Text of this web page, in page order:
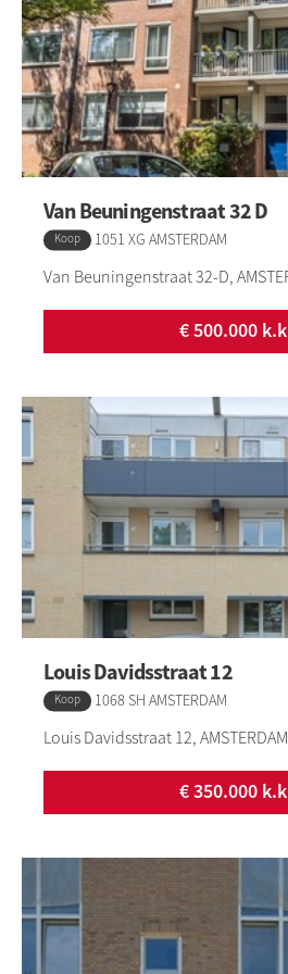
Van Beuningenstraat 32 D
Type:
Koop 1051 XG AMSTERDAM
Van Beuningenstraat 32-D,
€ 500.000 k.k
Louis Davidsstraat 12
Type:
Koop 1068 SH AMSTERDAM
Louis Davidsstraat 12, AMSTERDAM
€ 350.000 k.k